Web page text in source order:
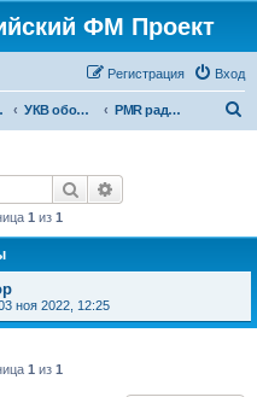
ФМ Проект
Вход
Регистрация
УКВ оборудование PMR радиостанции
Поиск
1 из 1
ноя 2022, 12:25
1 из 1